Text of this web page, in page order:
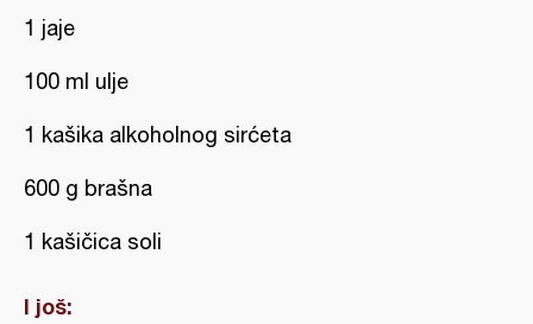
1 jaje
100 ml ulje
1 kašika alkoholnog sirćeta
600 g brašna
1 kašičica soli
I još: